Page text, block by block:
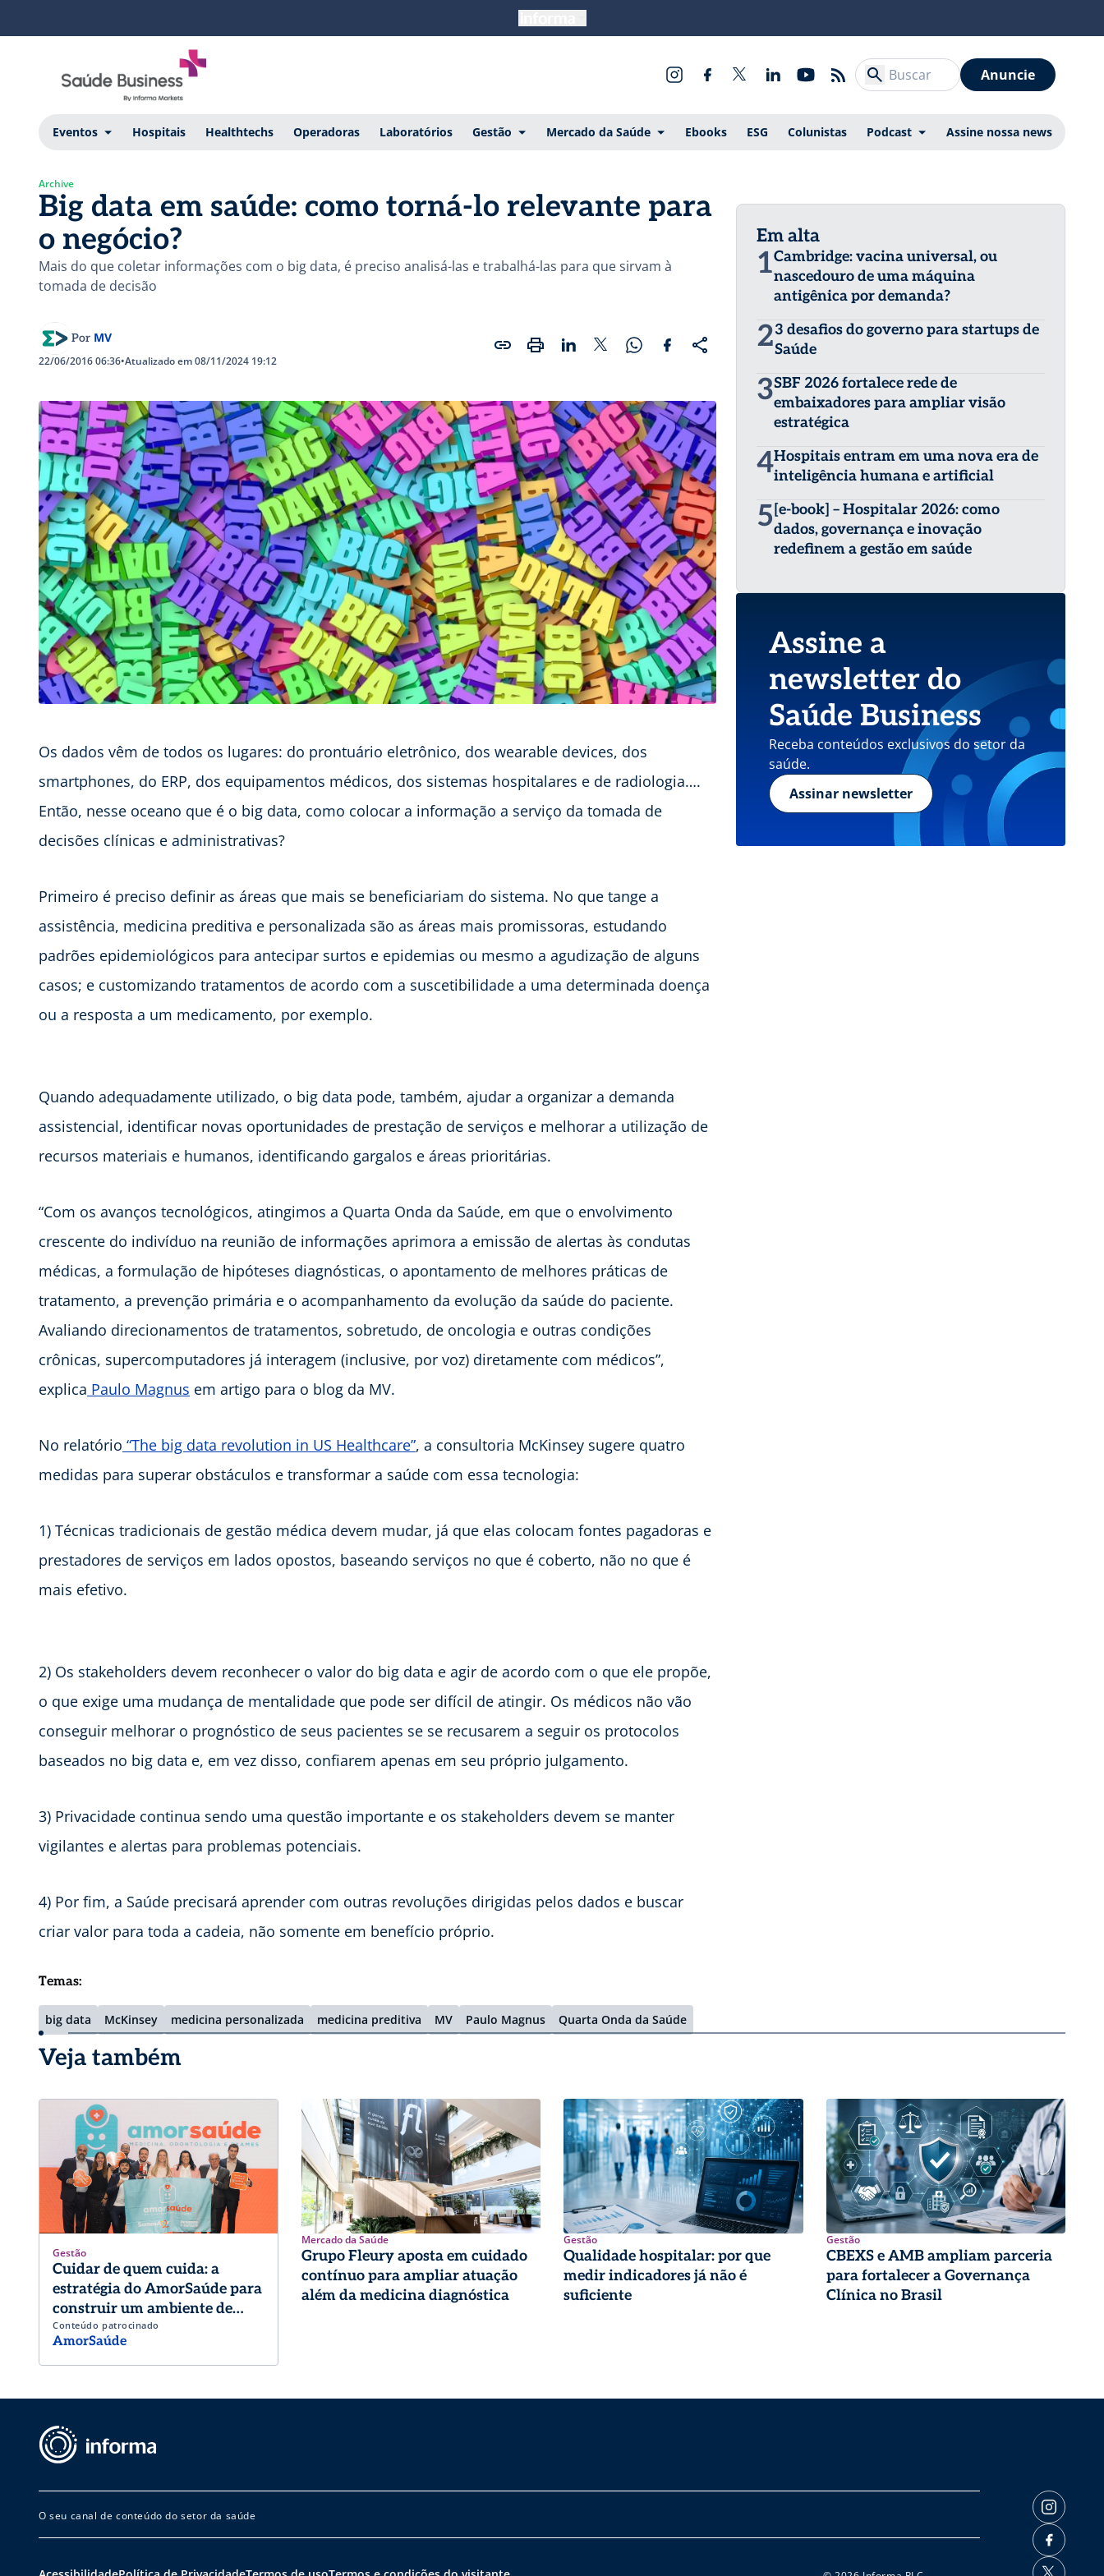
Anuncie
Eventos Hospitais Healthtechs Operadoras Laboratórios Gestão Mercado da Saúde Ebooks ESG Colunistas Podcast Assine nossa news
Archive
Big data em saúde: como torná-lo relevante para
o negócio?
Mais do que coletar informações com o big data, é preciso analisá-las e trabalhá-las para que sirvam à
tomada de decisão
Por MV
22/06/2016 06:36•Atualizado em 08/11/2024 19:12
Os dados vêm de todos os lugares: do prontuário eletrônico, dos wearable devices, dos
smartphones, do ERP, dos equipamentos médicos, dos sistemas hospitalares e de radiologia….
Então, nesse oceano que é o big data, como colocar a informação a serviço da tomada de
decisões clínicas e administrativas?
Primeiro é preciso definir as áreas que mais se beneficiariam do sistema. No que tange a
assistência, medicina preditiva e personalizada são as áreas mais promissoras, estudando
padrões epidemiológicos para antecipar surtos e epidemias ou mesmo a agudização de alguns
casos; e customizando tratamentos de acordo com a suscetibilidade a uma determinada doença
ou a resposta a um medicamento, por exemplo.
Quando adequadamente utilizado, o big data pode, também, ajudar a organizar a demanda
assistencial, identificar novas oportunidades de prestação de serviços e melhorar a utilização de
recursos materiais e humanos, identificando gargalos e áreas prioritárias.
“Com os avanços tecnológicos, atingimos a Quarta Onda da Saúde, em que o envolvimento
crescente do indivíduo na reunião de informações aprimora a emissão de alertas às condutas
médicas, a formulação de hipóteses diagnósticas, o apontamento de melhores práticas de
tratamento, a prevenção primária e o acompanhamento da evolução da saúde do paciente.
Avaliando direcionamentos de tratamentos, sobretudo, de oncologia e outras condições
crônicas, supercomputadores já interagem (inclusive, por voz) diretamente com médicos”,
explica Paulo Magnus em artigo para o blog da MV.
No relatório “The big data revolution in US Healthcare”, a consultoria McKinsey sugere quatro
medidas para superar obstáculos e transformar a saúde com essa tecnologia:
1) Técnicas tradicionais de gestão médica devem mudar, já que elas colocam fontes pagadoras e
prestadores de serviços em lados opostos, baseando serviços no que é coberto, não no que é
mais efetivo.
2) Os stakeholders devem reconhecer o valor do big data e agir de acordo com o que ele propõe,
o que exige uma mudança de mentalidade que pode ser difícil de atingir. Os médicos não vão
conseguir melhorar o prognóstico de seus pacientes se se recusarem a seguir os protocolos
baseados no big data e, em vez disso, confiarem apenas em seu próprio julgamento.
3) Privacidade continua sendo uma questão importante e os stakeholders devem se manter
vigilantes e alertas para problemas potenciais.
4) Por fim, a Saúde precisará aprender com outras revoluções dirigidas pelos dados e buscar
criar valor para toda a cadeia, não somente em benefício próprio.
Temas:
big data McKinsey medicina personalizada medicina preditiva MV Paulo Magnus Quarta Onda da Saúde
Em alta
1Cambridge: vacina universal, ou
nascedouro de uma máquina
antigênica por demanda?
23 desafios do governo para startups de
Saúde
3SBF 2026 fortalece rede de
embaixadores para ampliar visão
estratégica
4Hospitais entram em uma nova era de
inteligência humana e artificial
5 [e-book] – Hospitalar 2026: como
dados, governança e inovação
redefinem a gestão em saúde
Assine a
newsletter do
Saúde Business
Receba conteúdos exclusivos do setor da
saúde.
Assinar newsletter
Veja também
Gestão
Cuidar de quem cuida: a
estratégia do AmorSaúde para
construir um ambiente de
trabalho de excelência
Conteúdo patrocinado
AmorSaúde
Mercado da Saúde
Grupo Fleury aposta em cuidado
contínuo para ampliar atuação
além da medicina diagnóstica
Gestão
Qualidade hospitalar: por que
medir indicadores já não é
suficiente
Gestão
CBEXS e AMB ampliam parceria
para fortalecer a Governança
Clínica no Brasil
O seu canal de conteúdo do setor da saúde